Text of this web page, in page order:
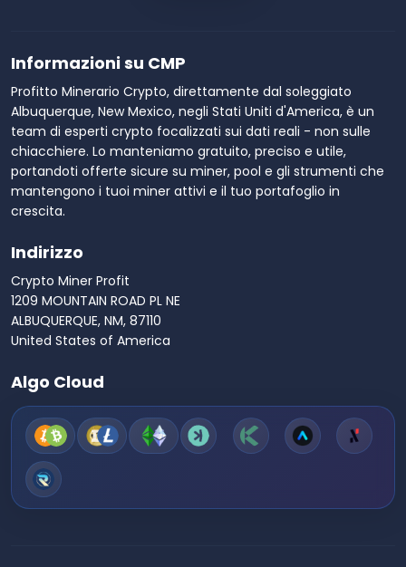
Informazioni su CMP
Profitto Minerario Crypto, direttamente dal soleggiato
Albuquerque, New Mexico, negli Stati Uniti d'America, è un
team di esperti crypto focalizzati sui dati reali - non sulle
chiacchiere. Lo manteniamo gratuito, preciso e utile,
portandoti offerte sicure su miner, pool e gli strumenti che
mantengono i tuoi miner attivi e il tuo portafoglio in
crescita.
Indirizzo
Crypto Miner Profit
1209 MOUNTAIN ROAD PL NE
ALBUQUERQUE, NM, 87110
United States of America
Algo Cloud